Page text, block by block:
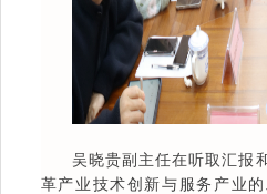
吴晓贵副主任在听取汇报
革产业技术创新与服务产业